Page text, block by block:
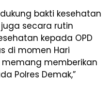
bakti kesehatan
secara rutin
kepada OPD
di momen Hari
memang memberikan
Polres Demak,”